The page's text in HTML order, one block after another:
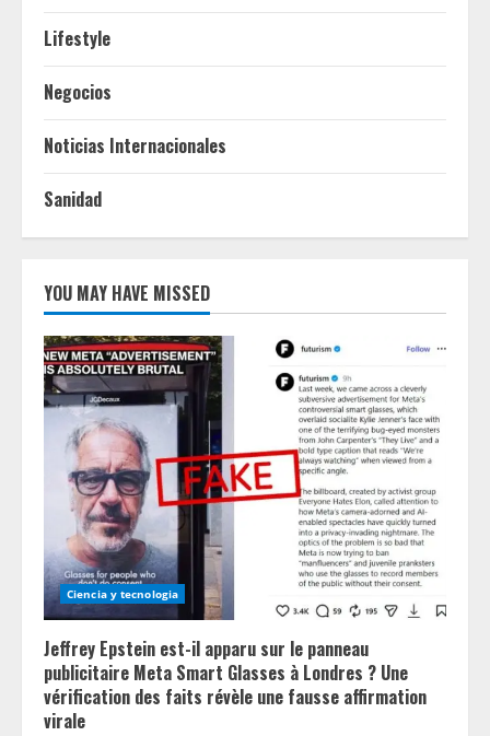
Lifestyle
Negocios
Noticias Internacionales
Sanidad
YOU MAY HAVE MISSED
Ciencia y tecnologia
Jeffrey Epstein est-il apparu sur le panneau
publicitaire Meta Smart Glasses à Londres ? Une
vérification des faits révèle une fausse affirmation
virale